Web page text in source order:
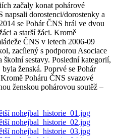
začaly konat pohárové
dorostenci/dorostenky a
se Pohár ČNS hrál ve dvou
a starší žáci. Kromě
ČNS v letech 2006-09
zacílený s podporou Asociace
sestavy. Poslední kategorií,
ženská. Poprvé se Pohár
Poháru ČNS svazové
ženskou pohárovou soutěž –